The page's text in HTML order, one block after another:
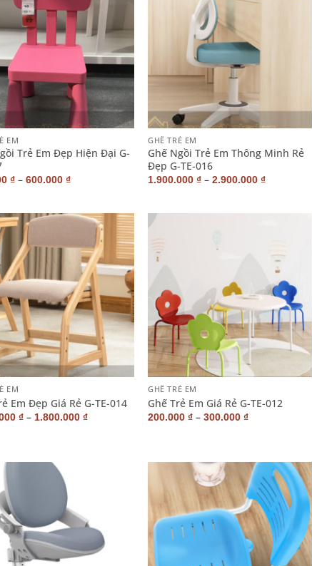
EM
Trẻ Em Đẹp Hiện Đại G-
₫– 600.000 ₫
GHẾ TRẺ EM
Ghế Ngồi Trẻ Em Thông Minh Rẻ
Đẹp G-TE-016
1.900.000₫ –2.900.000₫
EM
Em Đẹp Giá Rẻ G-TE-014
₫– 1.800.000 ₫
+
GHẾ TRẺ EM
Ghế Trẻ Em Giá Rẻ G-TE-012
200.000₫ –300.000₫